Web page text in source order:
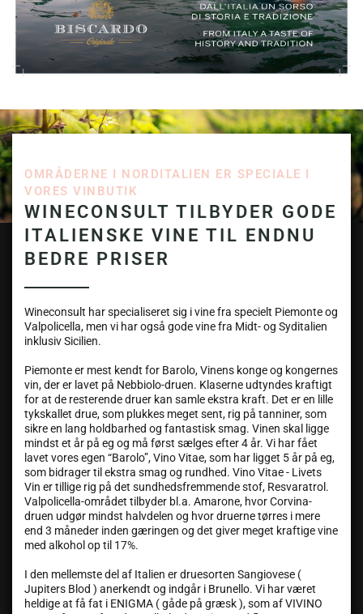
OMRÅDERNE I NORDITALIEN ER SPECIALE I
VORES VINBUTIK
WINECONSULT TILBYDER GODE
ITALIENSKE VINE TIL ENDNU
BEDRE PRISER
Wineconsult har specialiseret sig i vine fra specielt Piemonte og
Valpolicella, men vi har også gode vine fra Midt- og Syditalien
inklusiv Sicilien.
Piemonte er mest kendt for Barolo, Vinens konge og kongernes
vin, der er lavet på Nebbiolo-druen. Klaserne udtyndes kraftigt
for at de resterende druer kan samle ekstra kraft. Det er en lille
tykskallet drue, som plukkes meget sent, rig på tanniner, som
sikre en lang holdbarhed og fantastisk smag. Vinen skal ligge
mindst et år på eg og må først sælges efter 4 år. Vi har fået
lavet vores egen “Barolo”, Vino Vitae, som har ligget 5 år på eg,
som bidrager til ekstra smag og rundhed. Vino Vitae - Livets
Vin er tillige rig på det sundhedsfremmende stof, Resvaratrol.
Valpolicella-området tilbyder bl.a. Amarone, hvor Corvina-
druen udgør mindst halvdelen og hvor druerne tørres i mere
end 3 måneder inden gæringen og det giver meget kraftige vine
med alkohol op til 17%.
I den mellemste del af Italien er druesorten Sangiovese (
Jupiters Blod ) anerkendt og indgår i Brunello. Vi har været
heldige at få fat i ENIGMA ( gåde på græsk ), som af VIVINO